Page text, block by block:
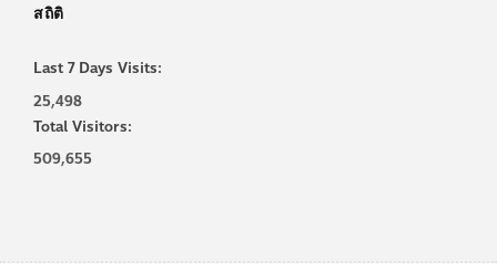
สถิติ
Last 7 Days Visits:
25,498
Total Visitors:
509,655